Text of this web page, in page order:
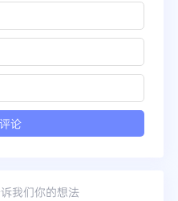
我们你的想法